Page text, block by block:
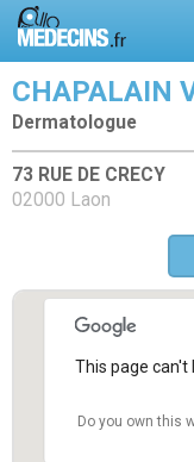
CHAPALAIN
Dermatologue
73 RUE DE CRECY
02000 Laon
This page can't
Do you own this